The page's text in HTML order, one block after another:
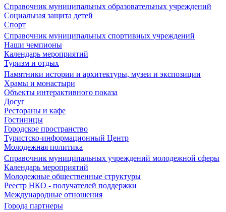
Справочник муниципальных образовательных учреждений
Социальная защита детей
Спорт
Справочник муниципальных спортивных учреждений
Наши чемпионы
Календарь мероприятий
Туризм и отдых
Памятники истории и архитектуры, музеи и экспозиции
Храмы и монастыри
Объекты интерактивного показа
Досуг
Рестораны и кафе
Гостиницы
Городское пространство
Туристско-информационный Центр
Молодежная политика
Справочник муниципальных учреждений молодежной сферы
Календарь мероприятий
Молодежные общественные структуры
Реестр НКО - получателей поддержки
Международные отношения
Города партнеры